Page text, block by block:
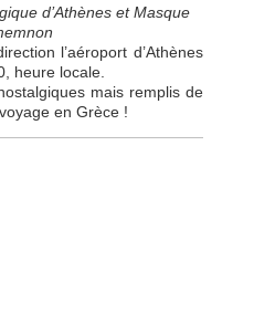
d’Athènes et Masque
l’aéroport d’Athènes
heure locale.
mais remplis de
en Grèce !